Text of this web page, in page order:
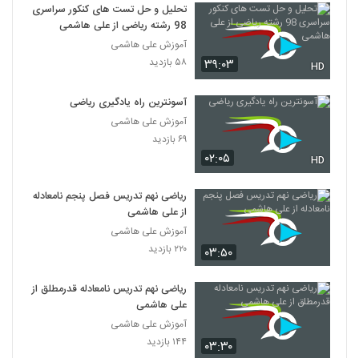
۳۹:۰۳ HD
تحلیل و حل تست های کنکور سراسری
98 رشته ریاضی از علی هاشمی
آموزش علی هاشمی
۵۸ بازدید
۰۲:۰۵ HD
آسونترین راه یادگیری ریاضی
آموزش علی هاشمی
۶۹ بازدید
۰۳:۵۰
ریاضی نهم تدریس فصل پنجم نامعادله
از علی هاشمی
آموزش علی هاشمی
۲۲۰ بازدید
۰۳:۳۰
ریاضی نهم تدریس نامعادله قدرمطلق از
علی هاشمی
آموزش علی هاشمی
۱۴۴ بازدید